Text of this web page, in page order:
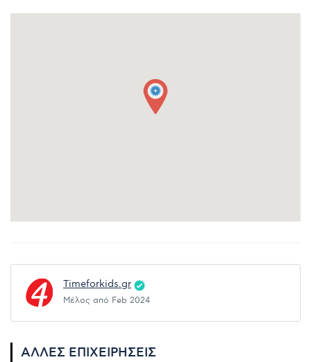
Timeforkids.gr
Μέλος από Feb 2024
ΆΛΛΕΣ ΕΠΙΧΕΙΡΉΣΕΙΣ